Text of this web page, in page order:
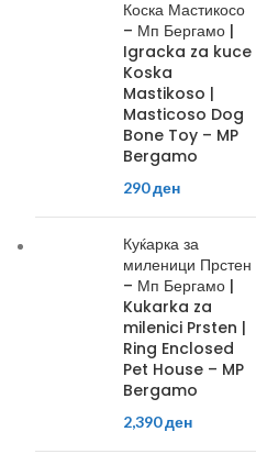
Коска Мастикосо
– Мп Бергамо |
Igracka za kuce
Koska
Mastikoso |
Masticoso Dog
Bone Toy – MP
Bergamo
290ден
Куќарка за
миленици Прстен
– Мп Бергамо |
Kukarka za
milenici Prsten |
Ring Enclosed
Pet House – MP
Bergamo
2,390ден